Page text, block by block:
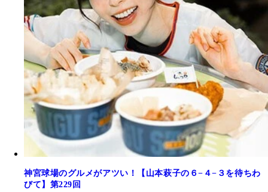
神宮球場のグルメがアツい！【山本萩子の６−４−３を待ちわ
びて】第229回